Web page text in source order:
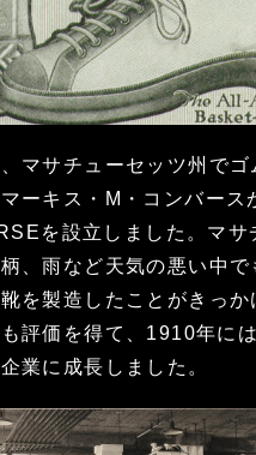
マサチューセッツ州でゴ
ーキス・M・コンバース
を設立しました。マサ
、雨など天気の悪い中で
を製造したことがきっか
評価を得て、1910年に
業に成長しました。